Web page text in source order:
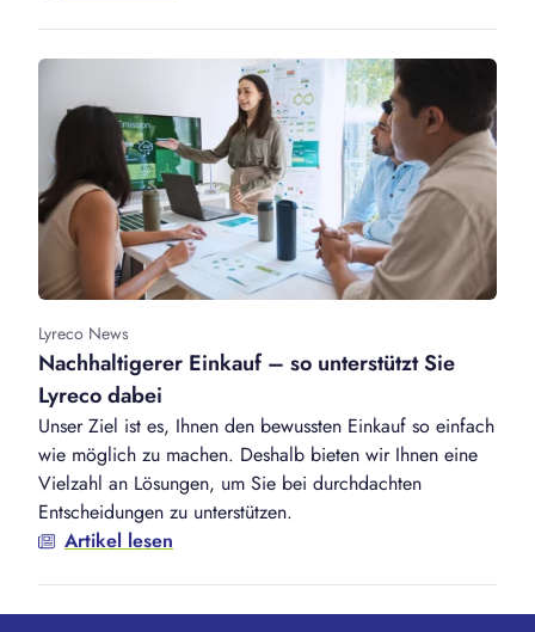
Lyreco News
Nachhaltigerer Einkauf – so unterstützt Sie
Lyreco dabei
Unser Ziel ist es, Ihnen den bewussten Einkauf so einfach
wie möglich zu machen. Deshalb bieten wir Ihnen eine
Vielzahl an Lösungen, um Sie bei durchdachten
Entscheidungen zu unterstützen.
Artikel lesen